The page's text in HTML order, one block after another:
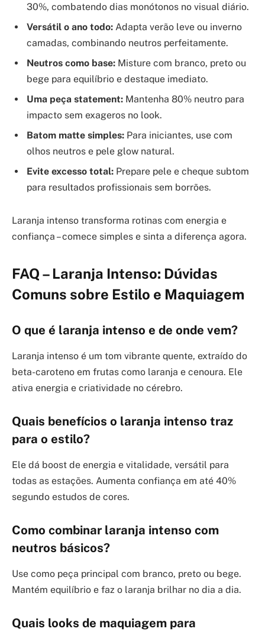
30%, combatendo dias monótonos no visual diário.
Versátil o ano todo: Adapta verão leve ou inverno
camadas, combinando neutros perfeitamente.
Neutros como base: Misture com branco, preto ou
bege para equilíbrio e destaque imediato.
Uma peça statement: Mantenha 80% neutro para
impacto sem exageros no look.
Batom matte simples: Para iniciantes, use com
olhos neutros e pele glow natural.
Evite excesso total: Prepare pele e cheque subtom
para resultados profissionais sem borrões.
Laranja intenso transforma rotinas com energia e
confiança – comece simples e sinta a diferença agora.
FAQ – Laranja Intenso: Dúvidas
Comuns sobre Estilo e Maquiagem
O que é laranja intenso e de onde vem?
Laranja intenso é um tom vibrante quente, extraído do
beta-caroteno em frutas como laranja e cenoura. Ele
ativa energia e criatividade no cérebro.
Quais benefícios o laranja intenso traz
para o estilo?
Ele dá boost de energia e vitalidade, versátil para
todas as estações. Aumenta confiança em até 40%
segundo estudos de cores.
Como combinar laranja intenso com
neutros básicos?
Use como peça principal com branco, preto ou bege.
Mantém equilíbrio e faz o laranja brilhar no dia a dia.
Quais looks de maquiagem para